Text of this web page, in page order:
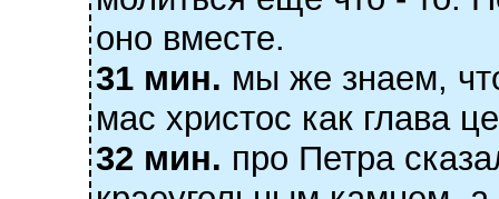
оно вместе.
31 мин. мы же знаем,
мас христос как глава
32 мин. про Петра